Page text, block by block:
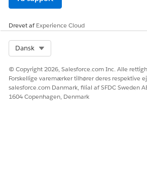
Drevet afExperience Cloud
Dansk
© Copyright 2026, Salesforce.com Inc. Alle
Forskellige varemærker tilhører deres respektive
salesforce.com Danmark, filial af SFDC Sweden
1604 Copenhagen, Denmark